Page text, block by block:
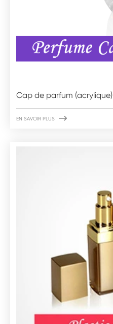
Cap de parfum (acrylique)
EN SAVOIR PLUS 